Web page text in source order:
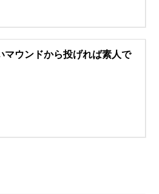
マウンドから投げれば素人で